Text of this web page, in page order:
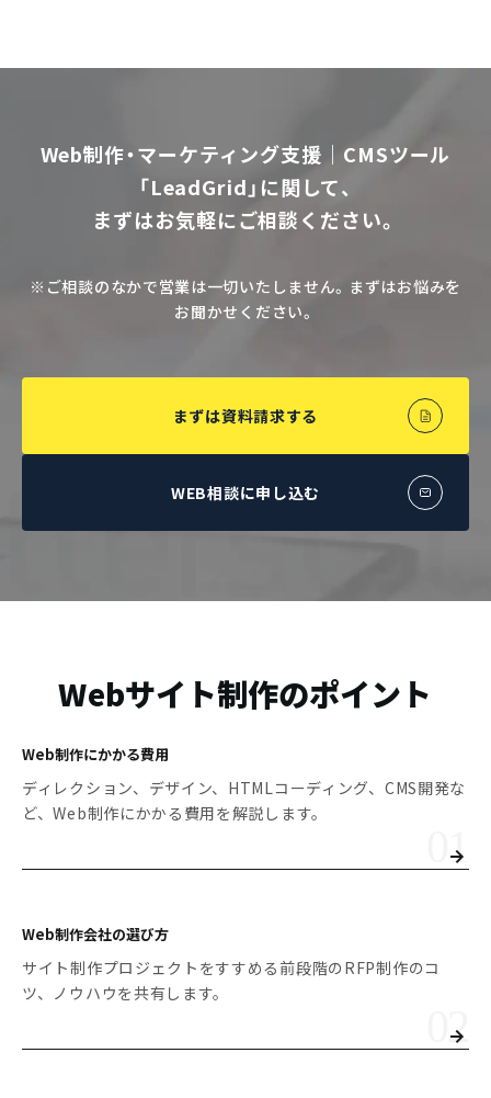
Web制作・マーケティング支援｜CMSツール
「LeadGrid」に関して、
まずはお気軽にご相談ください。
※ご相談のなかで営業は一切いたしません。まずはお悩みを
お聞かせください。
まずは資料請求する
WEB相談に申し込む
Webサイト制作のポイント
Web制作にかかる費用
ディレクション、デザイン、HTMLコーディング、CMS開発な
ど、Web制作にかかる費用を解説します。
Web制作会社の選び方
サイト制作プロジェクトをすすめる前段階のRFP制作のコ
ツ、ノウハウを共有します。